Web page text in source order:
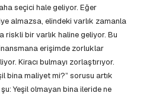
seçici hale geliyor. Eğer
almazsa, elindeki varlık zamanla
riskli bir varlık haline geliyor. Bu
erişimde zorluklar
Kiracı bulmayı zorlaştırıyor.
bina maliyet mi?” sorusu artık
Yeşil olmayan bina ileride ne